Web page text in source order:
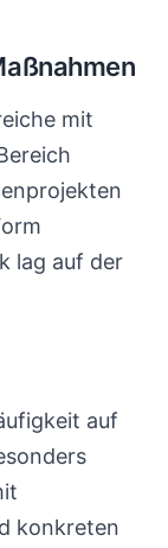
mit
lag auf der
auf
konkreten